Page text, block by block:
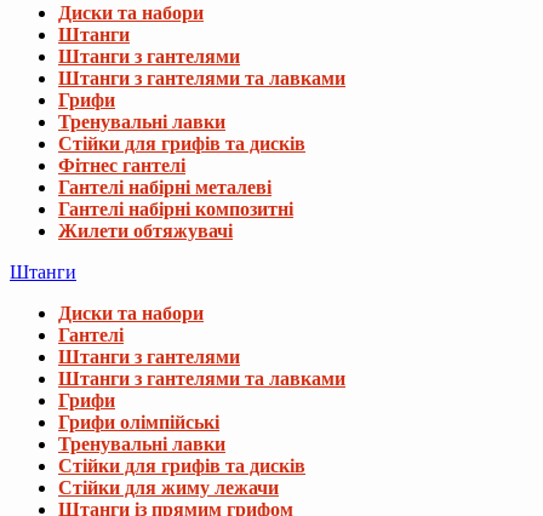
Диски та набори
Штанги
Штанги з гантелями
Штанги з гантелями та лавками
Грифи
Тренувальні лавки
Стійки для грифів та дисків
Фітнес гантелі
Гантелі набірні металеві
Гантелі набірні композитні
Жилети обтяжувачі
Штанги
Диски та набори
Гантелі
Штанги з гантелями
Штанги з гантелями та лавками
Грифи
Грифи олімпійські
Тренувальні лавки
Стійки для грифів та дисків
Стійки для жиму лежачи
Штанги із прямим грифом